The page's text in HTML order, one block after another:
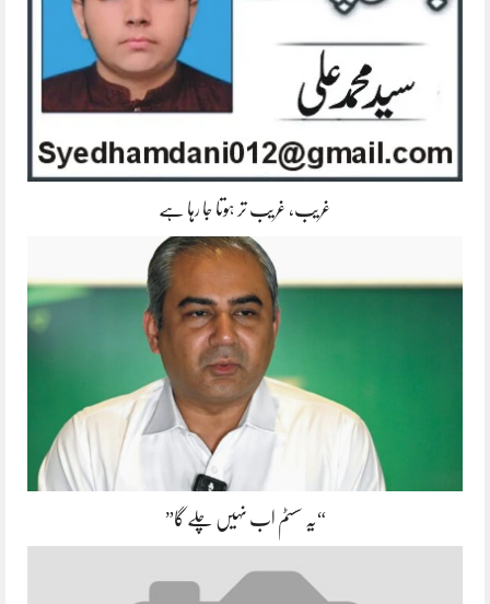
غریب، غریب تر ہوتا جا رہا ہے
“یہ سسٹم اب نہیں چلے گا”